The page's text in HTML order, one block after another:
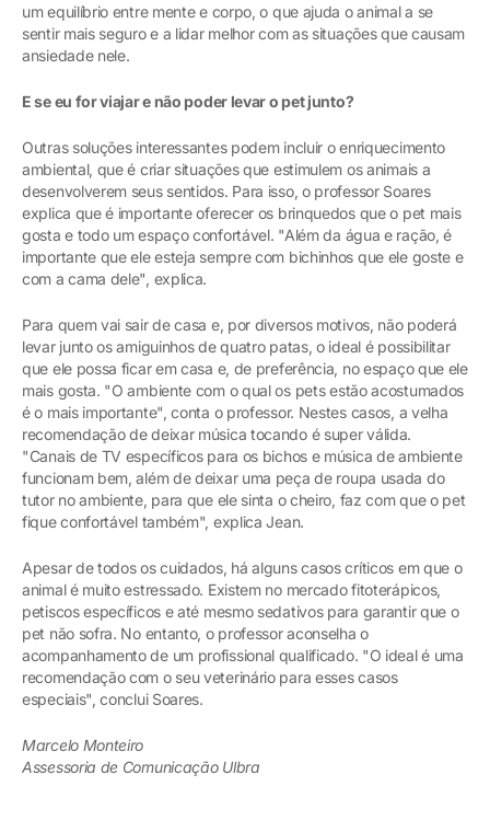
um equilíbrio entre mente e corpo, o que ajuda o animal a se
sentir mais seguro e a lidar melhor com as situações que causam
ansiedade nele.
E se eu for viajar e não poder levar o pet junto?
Outras soluções interessantes podem incluir o enriquecimento
ambiental, que é criar situações que estimulem os animais a
desenvolverem seus sentidos. Para isso, o professor Soares
explica que é importante oferecer os brinquedos que o pet mais
gosta e todo um espaço confortável. "Além da água e ração, é
importante que ele esteja sempre com bichinhos que ele goste e
com a cama dele", explica.
Para quem vai sair de casa e, por diversos motivos, não poderá
levar junto os amiguinhos de quatro patas, o ideal é possibilitar
que ele possa ficar em casa e, de preferência, no espaço que ele
mais gosta. "O ambiente com o qual os pets estão acostumados
é o mais importante", conta o professor. Nestes casos, a velha
recomendação de deixar música tocando é super válida.
"Canais de TV específicos para os bichos e música de ambiente
funcionam bem, além de deixar uma peça de roupa usada do
tutor no ambiente, para que ele sinta o cheiro, faz com que o pet
fique confortável também", explica Jean.
Apesar de todos os cuidados, há alguns casos críticos em que o
animal é muito estressado. Existem no mercado fitoterápicos,
petiscos específicos e até mesmo sedativos para garantir que o
pet não sofra. No entanto, o professor aconselha o
acompanhamento de um profissional qualificado. "O ideal é uma
recomendação com o seu veterinário para esses casos
especiais", conclui Soares.
Marcelo Monteiro
Assessoria de Comunicação Ulbra